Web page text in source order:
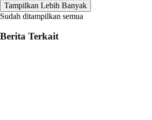
Tampilkan Lebih Banyak
Sudah ditampilkan semua
Berita Terkait